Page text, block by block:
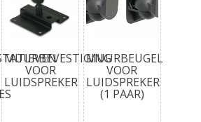
MUURBEVESTIGING
VOOR
LUIDSPREKER
MUURBEUGEL
VOOR
LUIDSPREKER
(1 PAAR)